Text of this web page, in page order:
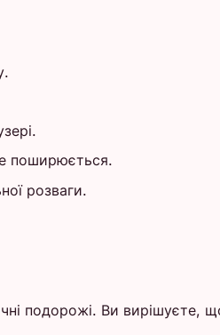
поширюється.
розваги.
подорожі. Ви вирішуєте,